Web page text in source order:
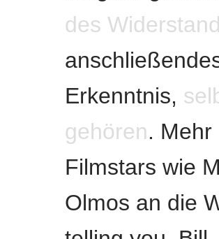
des
Erkenntnis,
gehören.
Filmstars wie
Olmos an die